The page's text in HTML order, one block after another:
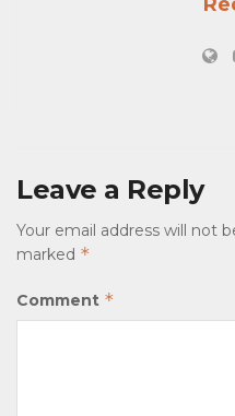
Leave a Reply
Your email address will not
marked *
Comment *